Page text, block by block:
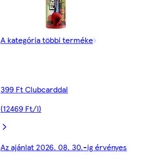
A kategória többi terméke
399 Ft Clubcarddal
(12469 Ft/l)
Az ajánlat 2026. 08. 30.-ig érvényes